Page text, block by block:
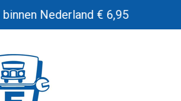
Nederland € 6,95